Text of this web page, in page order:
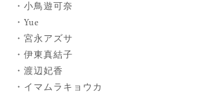
小鳥遊可奈
Yue
宮永アズサ
伊東真結子
渡辺妃香
イマムラキョウカ